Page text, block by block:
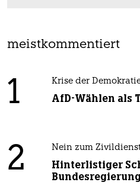
meistkommentiert
1 Krise der
AfD-Wählen als
2 Nein zum
Hinterlistiger
Bundesregierung